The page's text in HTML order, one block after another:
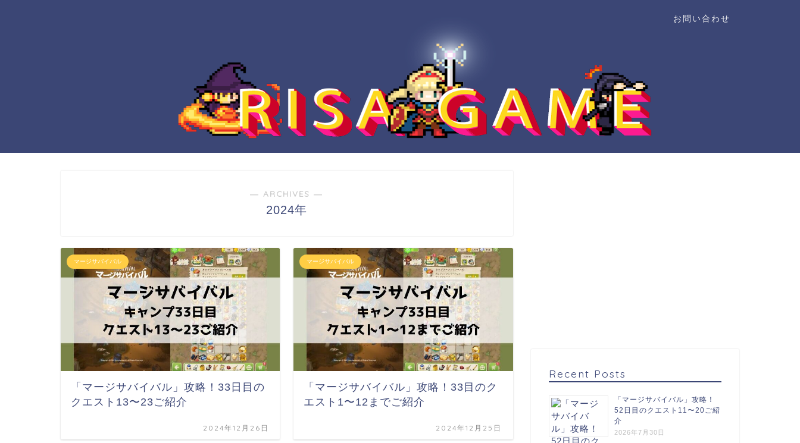
お問い合わせ
― ARCHIVES ―
2024年
マージサバイバル
「マージサバイバル」攻略！33日目の
クエスト13〜23ご紹介
2024年12月26日
マージサバイバル
「マージサバイバル」攻略！33目のク
エスト1〜12までご紹介
2024年12月25日
Recent Posts
「マージサバイバル」攻略！
52日目のクエスト11〜20ご紹
介
2026年7月30日